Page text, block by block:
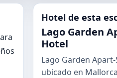
Hotel de esta
Lago Garden
Hotel
Lago Garden
ubicado en